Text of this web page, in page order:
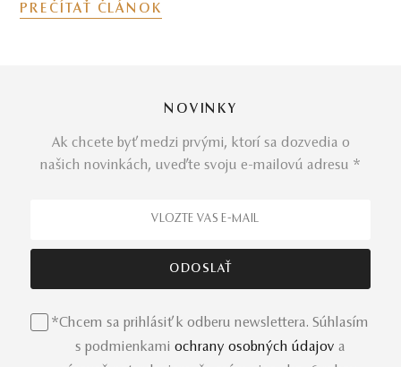
PREČÍTAŤ ČLÁNOK
NOVINKY
Ak chcete byť medzi prvými, ktorí sa dozvedia o
našich novinkách, uveďte svoju e-mailovú adresu *
*Chcem sa prihlásiť k odberu newslettera. Súhlasím
s podmienkami ochrany osobných údajov a